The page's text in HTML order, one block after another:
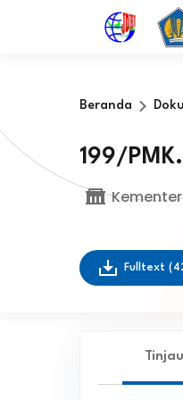
Beranda
199/
Fulltext